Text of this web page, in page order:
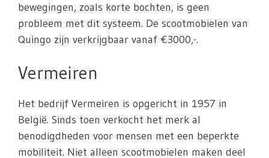
bewegingen, zoals korte bochten, is geen
probleem met dit systeem. De scootmobielen van
Quingo zijn verkrijgbaar vanaf €3000,-.
Vermeiren
Het bedrijf Vermeiren is opgericht in 1957 in
België. Sinds toen verkocht het merk al
benodigdheden voor mensen met een beperkte
mobiliteit. Niet alleen scootmobielen maken deel